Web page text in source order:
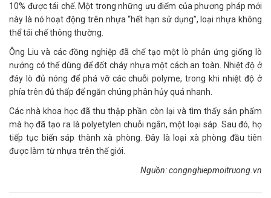
10% được tái chế. Một trong những ưu điểm của phương pháp mới
này là nó hoạt động trên nhựa “hết hạn sử dụng”, loại nhựa không
thể tái chế thông thường.
Ông Liu và các đồng nghiệp đã chế tạo một lò phản ứng giống lò
nướng có thể dùng để đốt cháy nhựa một cách an toàn. Nhiệt độ ở
đáy lò đủ nóng để phá vỡ các chuỗi polyme, trong khi nhiệt độ ở
phía trên đủ thấp để ngăn chúng phân hủy quá nhanh.
Các nhà khoa học đã thu thập phần còn lại và tìm thấy sản phẩm
mà họ đã tạo ra là polyetylen chuỗi ngắn, một loại sáp. Sau đó, họ
tiếp tục biến sáp thành xà phòng. Đây là loại xà phòng đầu tiên
được làm từ nhựa trên thế giới.
Nguồn: congnghiepmoitruong.vn